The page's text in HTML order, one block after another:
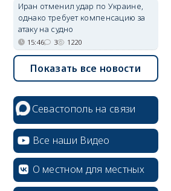
Иран отменил удар по Украине,
однако требует компенсацию за
атаку на судно
15:46 3 1220
Показать все новости
Севастополь на связи
Все наши Видео
О местном для местных